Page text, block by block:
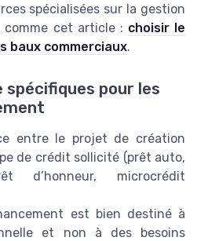
spécialisées sur la gestion
comme cet article : choisir le
baux commerciaux.
spécifiques pour les
entre le projet de création
de crédit sollicité (prêt auto,
d’honneur, microcrédit
est bien destiné à
et non à des besoins